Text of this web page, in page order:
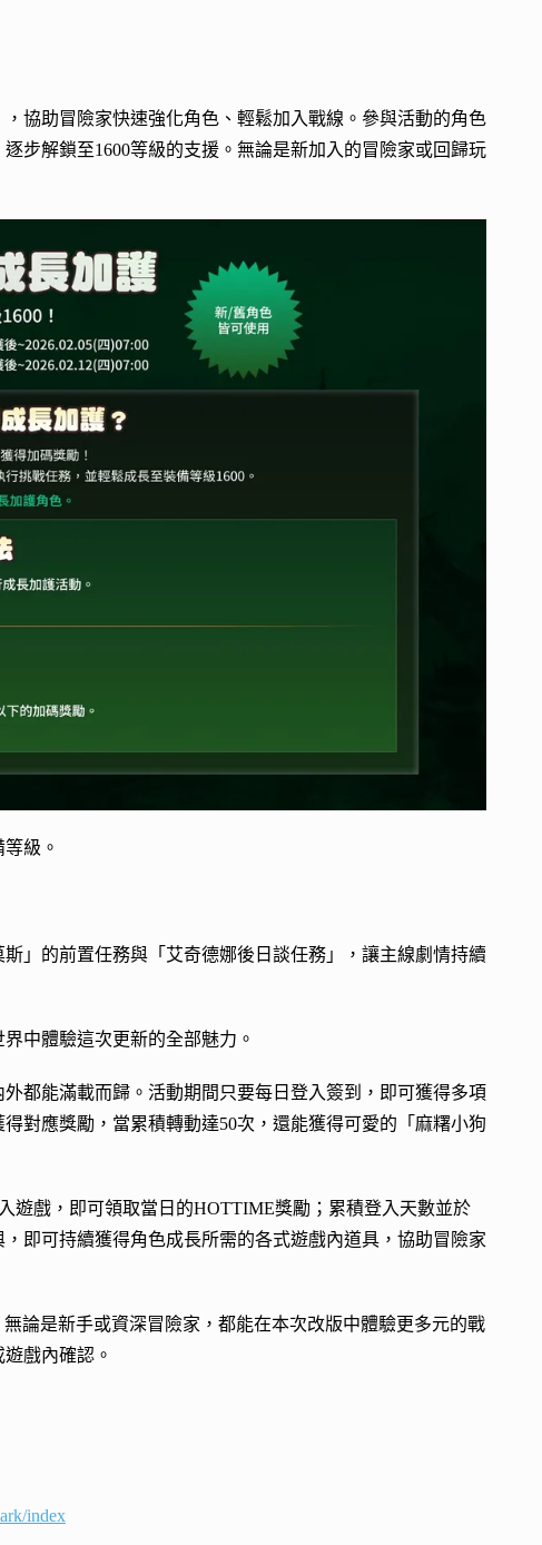
協助冒險家快速強化角色、輕鬆加入戰線。參與活動的角色
步解鎖至1600等級的支援。無論是新加入的冒險家或回歸玩
級。
」的前置任務與「艾奇德娜後日談任務」，讓主線劇情持續
中體驗這次更新的全部魅力。
都能滿載而歸。活動期間只要每日登入簽到，即可獲得多項
對應獎勵，當累積轉動達50次，還能獲得可愛的「麻糬小狗
遊戲，即可領取當日的HOTTIME獎勵；累積登入天數並於
即可持續獲得角色成長所需的各式遊戲內道具，協助冒險家
論是新手或資深冒險家，都能在本次改版中體驗更多元的戰
戲內確認。
index